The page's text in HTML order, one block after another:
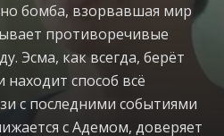
бомба, взорвавшая мир
противоречивые
Эсма, как всегда, берёт
способ всё
с последними событиями
с Адемом, доверяет